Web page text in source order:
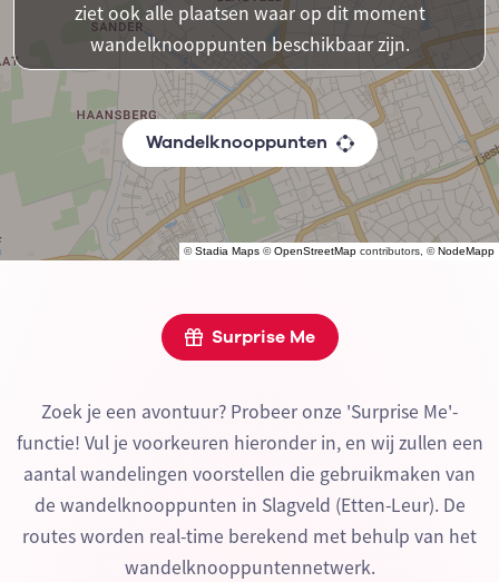
©Stadia Maps ©OpenStreetMap contributors, ©NodeMapp
ziet ook alle plaatsen waar op dit moment
wandelknooppunten beschikbaar zijn.
Wandelknooppunten
Surprise Me
Zoek je een avontuur? Probeer onze 'Surprise Me'-
functie! Vul je voorkeuren hieronder in, en wij zullen een
aantal wandelingen voorstellen die gebruikmaken van
de wandelknooppunten in Slagveld (Etten-Leur). De
routes worden real-time berekend met behulp van het
wandelknooppuntennetwerk.